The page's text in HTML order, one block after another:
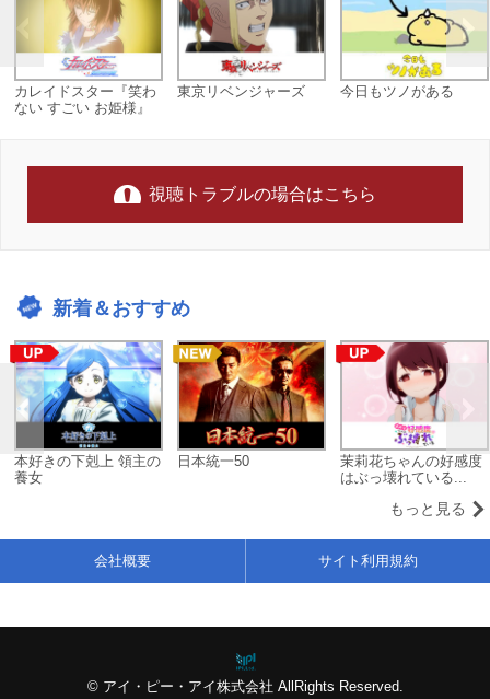
カレイドスター『笑わ
ない すごい お姫様』
東京リベンジャーズ 今日もツノがある
視聴トラブルの場合はこちら
新着＆おすすめ
本好きの下剋上 領主の
養女
日本統一50
茉莉花ちゃんの好感度
はぶっ壊れている...
もっと見る
© アイ・ピー・アイ株式会社 AllRights Reserved.
会社概要 サイト利用規約